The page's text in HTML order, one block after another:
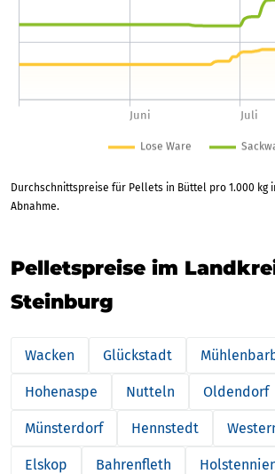
Durchschnittspreise für Pellets in Büttel pro 1.000 kg
Abnahme.
Pelletspreise im
Steinburg
Wacken Glückstadt
Hohenaspe Nutteln Oldendorf
Münsterdorf Hennstedt
Elskop Bahrenfleth